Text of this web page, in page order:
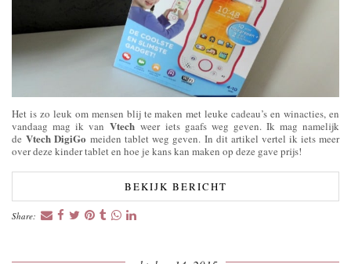
Het is zo leuk om mensen blij te maken met leuke cadeau’s en winacties, en
vandaag mag ik vanVtech weer iets gaafs weg geven. Ik mag namelijk
deVtech DigiGo meiden tablet weg geven. In dit artikel vertel ik iets meer
over deze kinder tablet en hoe je kans kan maken op deze gave prijs!
BEKIJK BERICHT
Share: